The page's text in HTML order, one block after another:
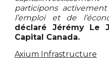
participons
l’emploi et de
déclaré Jérémy Le
Capital Canada.
Axium Infrastructure